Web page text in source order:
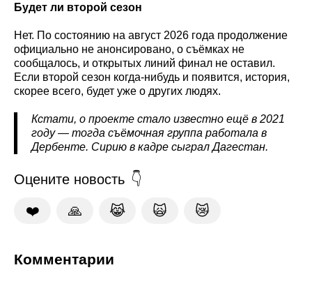
Будет ли второй сезон
Нет. По состоянию на август 2026 года продолжение
официально не анонсировано, о съёмках не
сообщалось, и открытых линий финал не оставил.
Если второй сезон когда-нибудь и появится, история,
скорее всего, будет уже о других людях.
Кстати, о проекте стало известно ещё в 2021
году — тогда съёмочная группа работала в
Дербенте. Сирию в кадре сыграл Дагестан.
Оцените новость
❤️ 🙏 😹 🙀 😿
Комментарии